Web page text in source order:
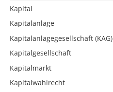
Kapital
Kapitalanlage
Kapitalanlagegesellschaft (KAG)
Kapitalgesellschaft
Kapitalmarkt
Kapitalwahlrecht